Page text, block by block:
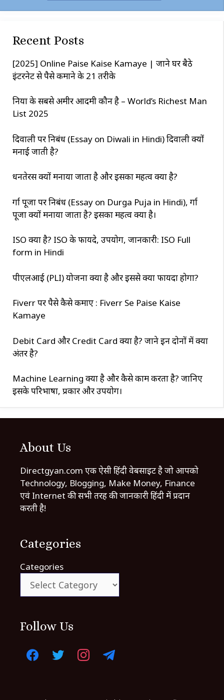
h
Recent Posts
[2025] Online Paise Kaise Kamaye | जाने घर बैठे
इंटरनेट से पैसे कमाने के 21 तरीके
दुनिया के सबसे अमीर आदमी कौन है – World’s Richest Man
List 2025
दिवाली पर निबंध (Essay on Diwali in Hindi) दिवाली क्यों
मनाई जाती है?
धनतेरस क्यों मनाया जाता है और इसका महत्व क्या है?
दुर्गा पूजा पर निबंध (Essay on Durga Puja in Hindi), दुर्गा
पूजा क्यों मनाया जाता है? इसका महत्व क्या है।
ISO क्या है? ISO के फायदे, उपयोग, जानकारी: ISO Full
form in Hindi
पीएलआई (PLI) योजना क्या है और इससे क्या फायदा होगा?
Fiverr पर पैसे कैसे कमाए : Fiverr Se Paise Kaise
Kamaye
Debit Card और Credit Card क्या है? जाने इन दोनों में क्या
अंतर है?
Machine Learning क्या है और कैसे काम करता है? जानिए
इसके परिभाषा, प्रकार और उपयोग।
About Us
Directgyan.com एक ऐसी हिंदी वेबसाइट है जो आपको
Technology, Blogging, Make Money, Finance
एवं Internet की सभी तरह की जानकारी हिंदी में प्रदान
करती है!
Categories
Categories
Follow Us